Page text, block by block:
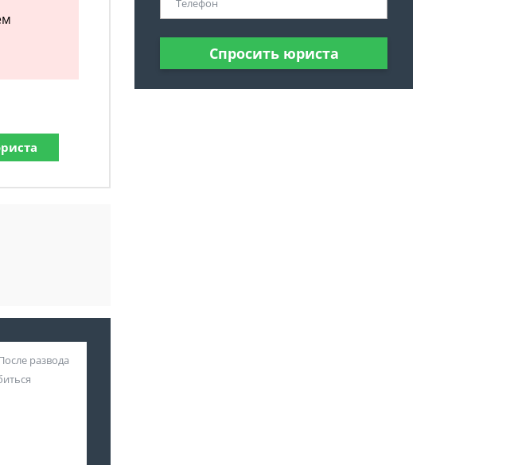
Спросить юриста